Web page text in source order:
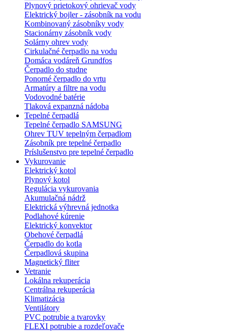
Plynový prietokový ohrievač vody
Elektrický bojler - zásobník na vodu
Kombinovaný zásobníky vody
Stacionárny zásobník vody
Solárny ohrev vody
Cirkulačné čerpadlo na vodu
Domáca vodáreň Grundfos
Čerpadlo do studne
Ponorné čerpadlo do vrtu
Armatúry a filtre na vodu
Vodovodné batérie
Tlaková expanzná nádoba
Tepelné čerpadlá
Tepelné čerpadlo SAMSUNG
Ohrev TUV tepelným čerpadlom
Zásobník pre tepelné čerpadlo
Príslušenstvo pre tepelné čerpadlo
Vykurovanie
Elektrický kotol
Plynový kotol
Regulácia vykurovania
Akumulačná nádrž
Elektrická výhrevná jednotka
Podlahové kúrenie
Elektrický konvektor
Obehové čerpadlá
Čerpadlo do kotla
Čerpadlová skupina
Magnetický fliter
Vetranie
Lokálna rekuperácia
Centrálna rekuperácia
Klimatizácia
Ventilátory
PVC potrubie a tvarovky
FLEXI potrubie a rozdeľovače